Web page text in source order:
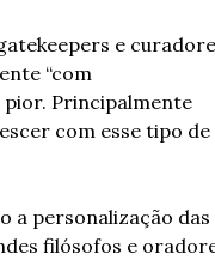
e
“com
pior. Principalmente
com esse tipo de
a personalização das
filósofos e